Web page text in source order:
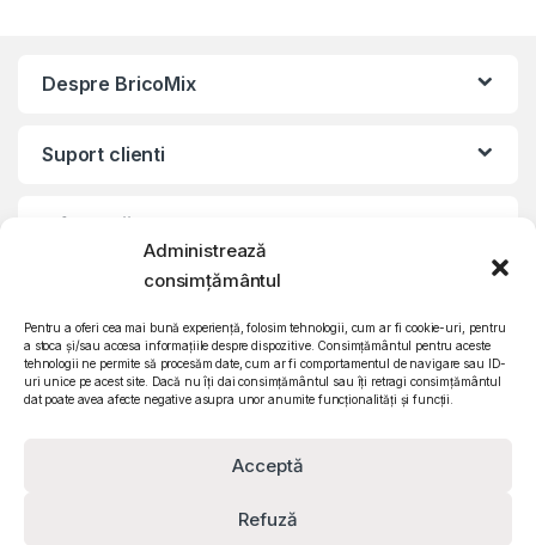
Administrează
consimțământul
Pentru a oferi cea mai bună experiență, folosim tehnologii, cum ar fi cookie-uri, pentru
a stoca și/sau accesa informațiile despre dispozitive. Consimțământul pentru aceste
tehnologii ne permite să procesăm date, cum ar fi comportamentul de navigare sau ID-
uri unice pe acest site. Dacă nu îți dai consimțământul sau îți retragi consimțământul
dat poate avea afecte negative asupra unor anumite funcționalități și funcții.
Acceptă
Refuză
Despre BricoMix
Suport clienti
Informatii legale
©2010 – 2024 Quattro SRL